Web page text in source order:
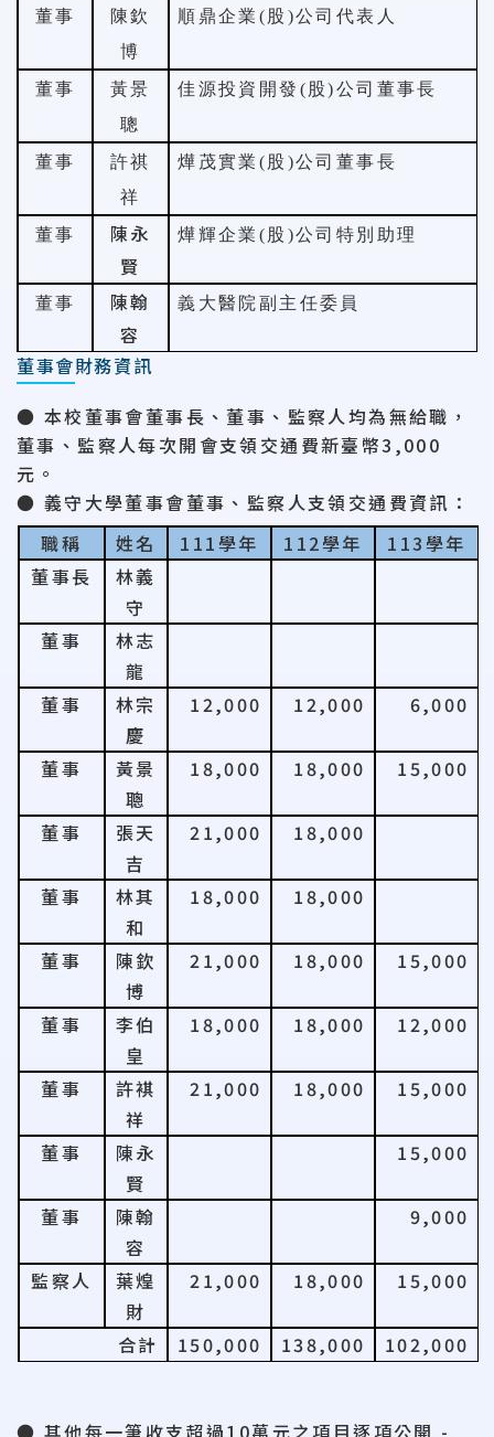
董事
陳欽
博
順鼎企業 ( 股 )公司代表人
董事
黃景
聰
佳源投資開發 ( 股)公司董事長
董事
許祺
祥
燁茂實業 ( 股 )公司董事長
董事
陳永
賢
燁輝企業 ( 股 )公司特別助理
董事
陳翰
容
義大醫院副主任委員
董事會財務資訊
● 本校董事會董事長、董事、監察人均為無給職，
董事、監察人每次開會支領交通費新臺幣3,000
元。
● 義守大學董事會董事、監察人支領交通費資訊：
職稱
姓名 111 學年 112學年 113 學年
董事長
林義
守
董事
林志
龍
董事
林宗
慶
12,000 12,000 6,000
董事
黃景
聰
18,000 18,000 15,000
董事
張天
吉
21,000 18,000
董事
林其
和
18,000 18,000
董事
陳欽
博
21,000 18,000 15,000
董事
李伯
皇
18,000 18,000 12,000
董事
許褀
祥
21,000 18,000 15,000
董事
陳永
賢
15,000
董事
陳翰
容
9,000
監察人
葉煌
財
21,000 18,000 15,000
合計 150,000 138,000 102,000
● 其他每一筆收支超過10萬元之項目逐項公開 -